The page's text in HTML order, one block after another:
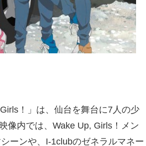
！」は、仙台を舞台に7人の少
像内では、Wake Up, Girls！メン
ーンや、I-1clubのゼネラルマネー